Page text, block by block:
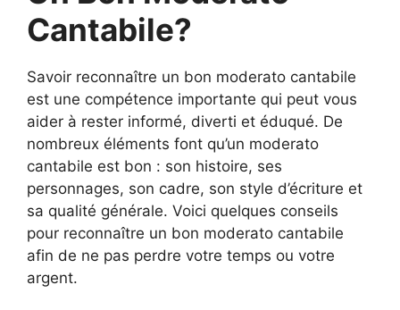
Cantabile?
Savoir reconnaître un bon moderato cantabile
est une compétence importante qui peut vous
aider à rester informé, diverti et éduqué. De
nombreux éléments font qu’un moderato
cantabile est bon : son histoire, ses
personnages, son cadre, son style d’écriture et
sa qualité générale. Voici quelques conseils
pour reconnaître un bon moderato cantabile
afin de ne pas perdre votre temps ou votre
argent.